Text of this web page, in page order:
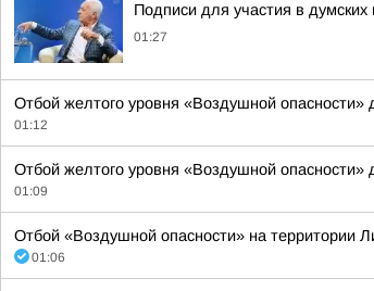
Подписи для участия в
01:27
Отбой желтого уровня «Воздушной опасности»
01:12
Отбой желтого уровня «Воздушной опасности»
01:09
Отбой «Воздушной опасности» на территории
01:06